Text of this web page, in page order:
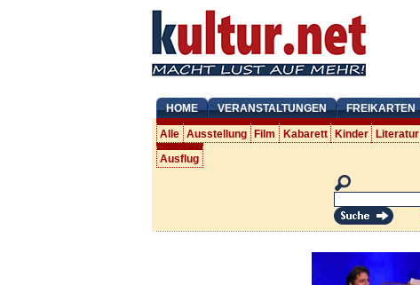
HOME VERANSTALTUNGEN FREIKARTEN
Alle Ausstellung Film Kabarett Kinder Literatur
Ausflug